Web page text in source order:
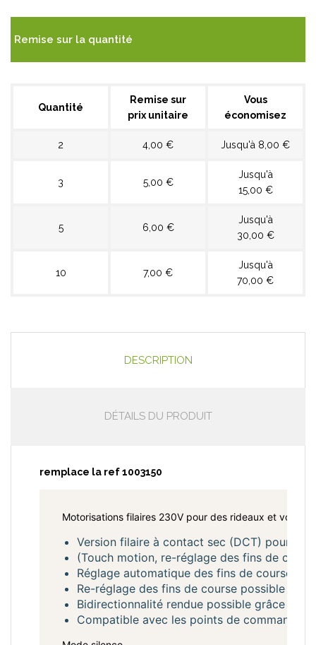
Remise sur la quantité
Quantité
Remise sur
prix unitaire
Vous
économisez
2 4,00 € Jusqu'à 8,00 €
3 5,00 €
Jusqu'à
15,00 €
5 6,00 €
Jusqu'à
30,00 €
10 7,00 €
Jusqu'à
70,00 €
DESCRIPTION
DÉTAILS DU PRODUIT
remplace la ref 1003150
Motorisations filaires 230V pour des rideaux et
Version filaire à contact sec (DCT) pour
(Touch motion, re-réglage des fins de
Réglage automatique des fins de course.
Re-réglage des fins de course possible sur
Bidirectionnalité rendue possible grâce au
Compatible avec les points de commande